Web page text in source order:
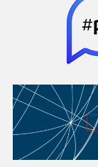
Pieria